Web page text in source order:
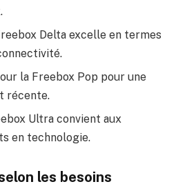
Delta excelle en termes
la Freebox Pop pour une
récente.
Ultra convient aux
en technologie.
les besoins